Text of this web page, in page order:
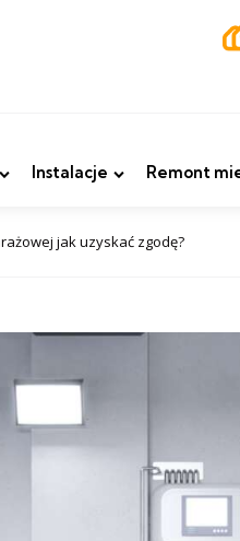
Instalacje Remont
jak uzyskać zgodę?